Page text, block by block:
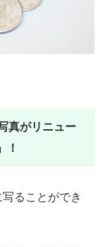
真がリニュー
！
ることができ